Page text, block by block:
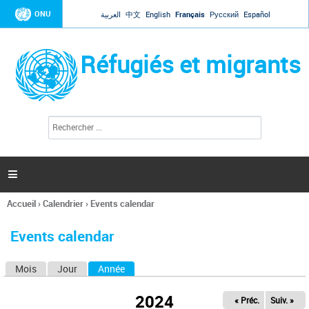
Jump to navigation
ONU العربية 中文 English Français Русский Español
Réfugiés et migrants
l
c
h
e

Vous
ici
Accueil›Calendrier› Events calendar
Events calendar
Mois Jour Année
2024 « Préc. Suiv. »